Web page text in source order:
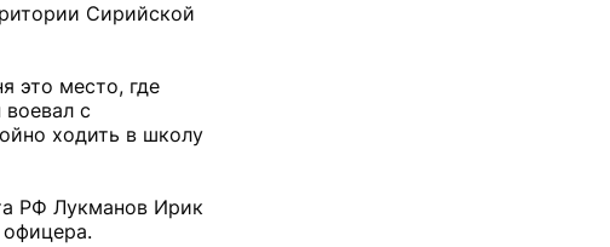
Сирийской
это место, где
с
ходить в школу
РФ Лукманов Ирик